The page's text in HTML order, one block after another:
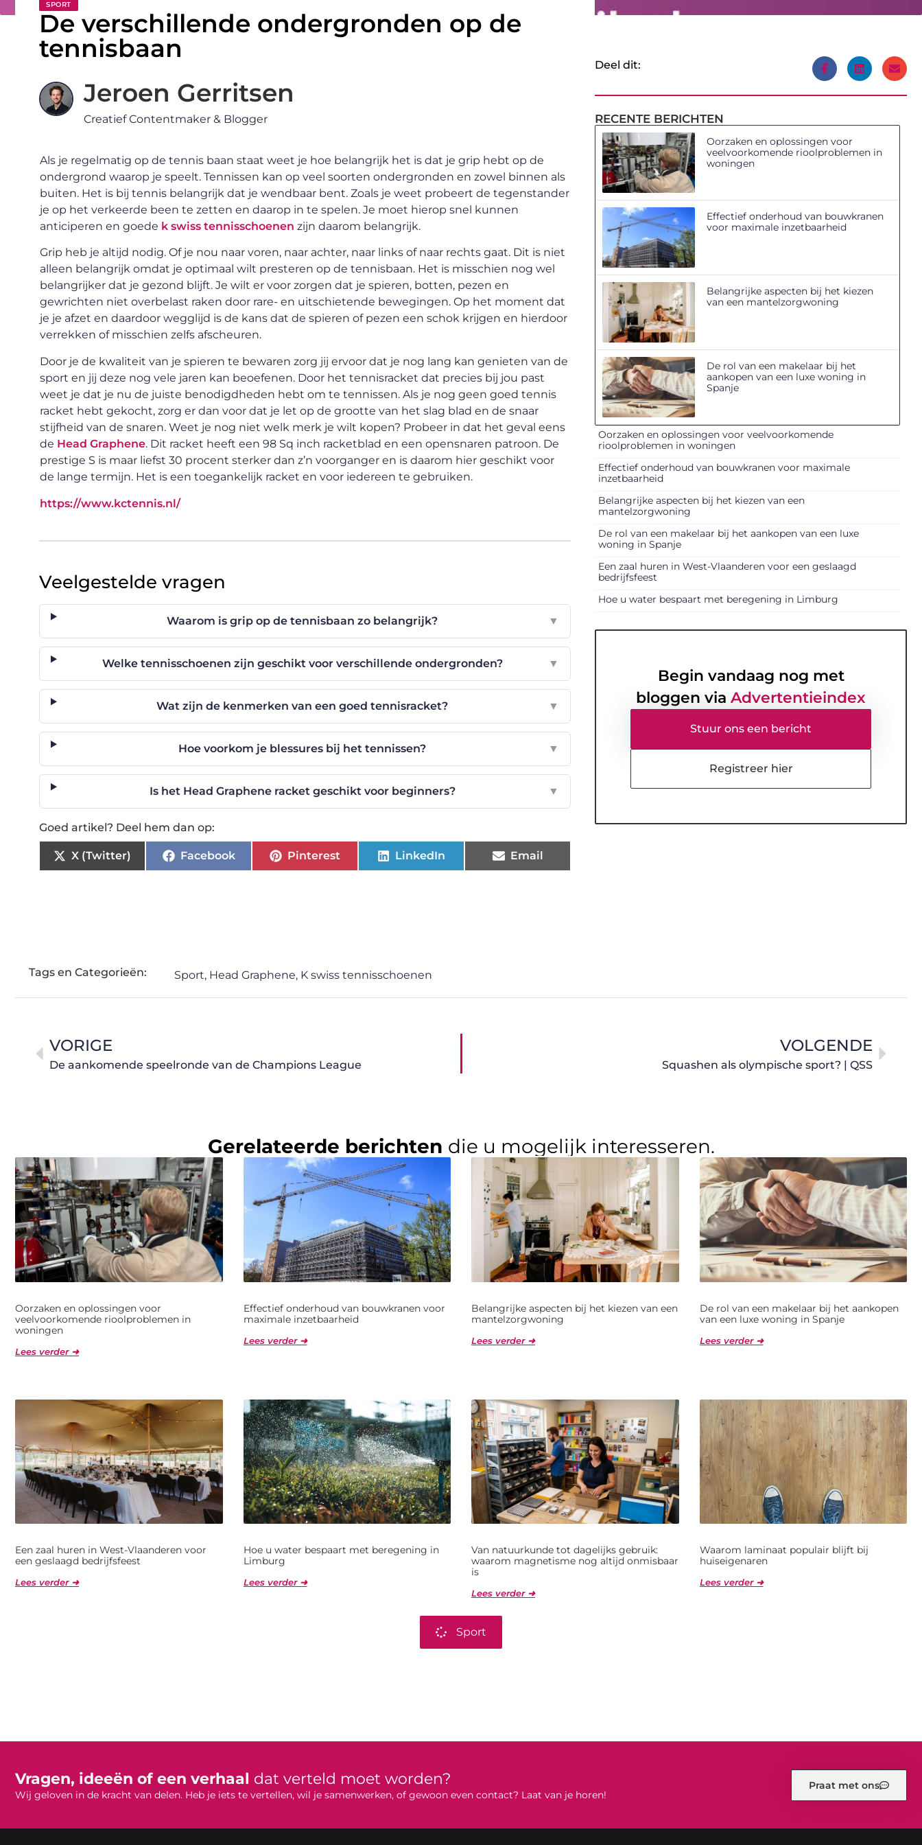
SPORT
De verschillende ondergronden op de
tennisbaan
Jeroen Gerritsen
Creatief Contentmaker & Blogger
Als je regelmatig op de tennis baan staat weet je hoe belangrijk het is dat je grip hebt op de
ondergrond waarop je speelt. Tennissen kan op veel soorten ondergronden en zowel binnen als
buiten. Het is bij tennis belangrijk dat je wendbaar bent. Zoals je weet probeert de tegenstander
je op het verkeerde been te zetten en daarop in te spelen. Je moet hierop snel kunnen
anticiperen en goede k swiss tennisschoenen zijn daarom belangrijk.
Grip heb je altijd nodig. Of je nou naar voren, naar achter, naar links of naar rechts gaat. Dit is niet
alleen belangrijk omdat je optimaal wilt presteren op de tennisbaan. Het is misschien nog wel
belangrijker dat je gezond blijft. Je wilt er voor zorgen dat je spieren, botten, pezen en
gewrichten niet overbelast raken door rare- en uitschietende bewegingen. Op het moment dat
je je afzet en daardoor wegglijd is de kans dat de spieren of pezen een schok krijgen en hierdoor
verrekken of misschien zelfs afscheuren.
Door je de kwaliteit van je spieren te bewaren zorg jij ervoor dat je nog lang kan genieten van de
sport en jij deze nog vele jaren kan beoefenen. Door het tennisracket dat precies bij jou past
weet je dat je nu de juiste benodigdheden hebt om te tennissen. Als je nog geen goed tennis
racket hebt gekocht, zorg er dan voor dat je let op de grootte van het slag blad en de snaar
stijfheid van de snaren. Weet je nog niet welk merk je wilt kopen? Probeer in dat het geval eens
de Head Graphene. Dit racket heeft een 98 Sq inch racketblad en een opensnaren patroon. De
prestige S is maar liefst 30 procent sterker dan z’n voorganger en is daarom hier geschikt voor
de lange termijn. Het is een toegankelijk racket en voor iedereen te gebruiken.
https://www.kctennis.nl/
Veelgestelde vragen
Waarom is grip op de tennisbaan zo belangrijk? ▼
Welke tennisschoenen zijn geschikt voor verschillende ondergronden? ▼
Wat zijn de kenmerken van een goed tennisracket? ▼
Hoe voorkom je blessures bij het tennissen? ▼
Is het Head Graphene racket geschikt voor beginners? ▼
Goed artikel? Deel hem dan op:
X (Twitter) Facebook Pinterest LinkedIn Email
Deel dit:
RECENTE BERICHTEN
Oorzaken en oplossingen voor
veelvoorkomende rioolproblemen in
woningen
Effectief onderhoud van bouwkranen
voor maximale inzetbaarheid
Belangrijke aspecten bij het kiezen
van een mantelzorgwoning
De rol van een makelaar bij het
aankopen van een luxe woning in
Spanje
Oorzaken en oplossingen voor veelvoorkomende
rioolproblemen in woningen
Effectief onderhoud van bouwkranen voor maximale
inzetbaarheid
Belangrijke aspecten bij het kiezen van een
mantelzorgwoning
De rol van een makelaar bij het aankopen van een luxe
woning in Spanje
Een zaal huren in West-Vlaanderen voor een geslaagd
bedrijfsfeest
Hoe u water bespaart met beregening in Limburg
Begin vandaag nog met
bloggen via Advertentieindex
Stuur ons een bericht
Registreer hier
Tags en Categorieën: Sport, Head Graphene, K swiss tennisschoenen
VORIGE
De aankomende speelronde van de Champions League
VOLGENDE
Squashen als olympische sport? | QSS
Gerelateerde berichten die u mogelijk interesseren.
Oorzaken en oplossingen voor
veelvoorkomende rioolproblemen in
woningen
Lees verder ➜
Effectief onderhoud van bouwkranen voor
maximale inzetbaarheid
Lees verder ➜
Belangrijke aspecten bij het kiezen van een
mantelzorgwoning
Lees verder ➜
De rol van een makelaar bij het aankopen
van een luxe woning in Spanje
Lees verder ➜
Een zaal huren in West-Vlaanderen voor
een geslaagd bedrijfsfeest
Lees verder ➜
Hoe u water bespaart met beregening in
Limburg
Lees verder ➜
Van natuurkunde tot dagelijks gebruik:
waarom magnetisme nog altijd onmisbaar
is
Lees verder ➜
Waarom laminaat populair blijft bij
huiseigenaren
Lees verder ➜
Sport
Vragen, ideeën of een verhaal dat verteld moet worden?
Wij geloven in de kracht van delen. Heb je iets te vertellen, wil je samenwerken, of gewoon even contact? Laat van je horen!
Praat met ons